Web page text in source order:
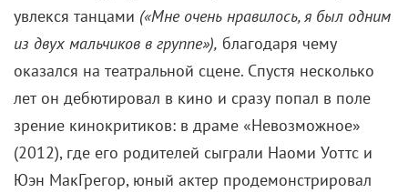
увлекся танцами («Мне очень нравилось, я был одним
из двух мальчиков в группе»), благодаря чему
оказался на театральной сцене. Спустя несколько
лет он дебютировал в кино и сразу попал в поле
зрение кинокритиков: в драме «Невозможное»
(2012), где его родителей сыграли Наоми Уоттс и
Юэн МакГрегор, юный актер продемонстрировал